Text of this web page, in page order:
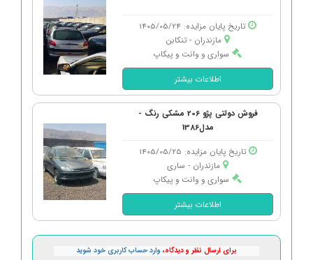
تاریخ پایان مزایده: 1405/05/24
مازندران - تنكابن
سواری و وانت و پیکاپ
اطلاعات بیشتر
فروش دولتی پژو 206 مشکی رنگ -
مدل1386
تاریخ پایان مزایده: 1405/05/25
مازندران - ساری
سواری و وانت و پیکاپ
اطلاعات بیشتر
برای ارسال نظر و دیدگاه، وارد حساب کاربری خود شوید